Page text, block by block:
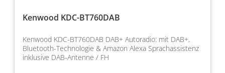
Kenwood KDC-BT760DAB
Kenwood KDC-BT760DAB DAB+ Autoradio: mit DAB+,
Bluetooth-Technologie & Amazon Alexa Sprachassistenz
inklusive DAB-Antenne / FH